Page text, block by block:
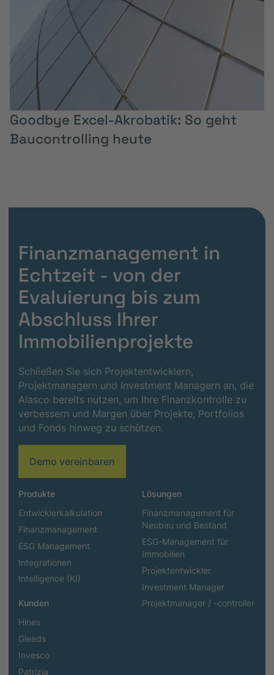
Goodbye Excel-Akrobatik: So geht
Baucontrolling heute
Finanzmanagement in
Echtzeit - von der
Evaluierung bis zum
Abschluss Ihrer
Immobilienprojekte
Schließen Sie sich Projektentwicklern,
Projektmanagern und Investment Managern an, die
Alasco bereits nutzen, um Ihre Finanzkontrolle zu
verbessern und Margen über Projekte, Portfolios
und Fonds hinweg zu schützen.
Demo vereinbaren
Produkte
Entwicklerkalkulation
Finanzmanagement
ESG Management
Integrationen
Intelligence (KI)
Kunden
Hines
Gleeds
Invesco
Patrizia
Lösungen
Finanzmanagement für
Neubau und Bestand
ESG-Management für
Immobilien
Projektentwickler
Investment Manager
Projektmanager / -controller